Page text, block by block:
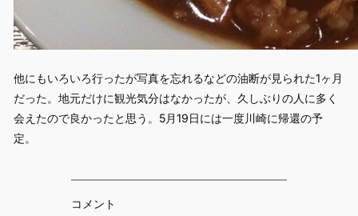
他にもいろいろ行ったが写真を忘れるなどの油断が見られた1ヶ月
だった。地元だけに観光気分はなかったが、久しぶりの人に多く
会えたので良かったと思う。5月19日には一度川崎に帰還の予
定。
コメント